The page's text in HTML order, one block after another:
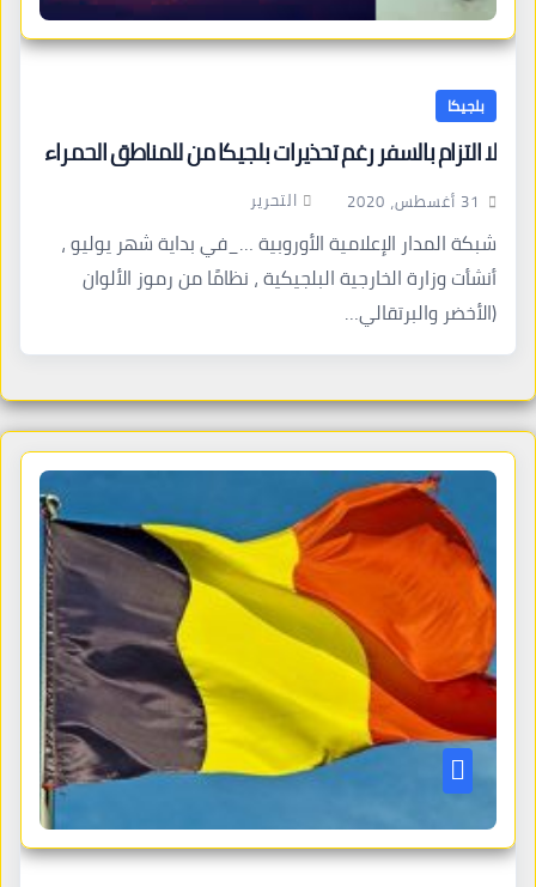
بلجيكا
لا التزام بالسفر رغم تحذيرات بلجيكا من للمناطق الحمراء
31 أغسطس، 2020 التحرير
شبكة المدار الإعلامية الأوروبية …_في بداية شهر يوليو ،
أنشأت وزارة الخارجية البلجيكية ، نظامًا من رموز الألوان
(الأخضر والبرتقالي…